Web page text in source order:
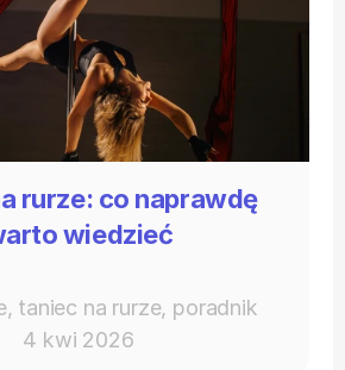
rurze: co naprawdę
wiedzieć
taniec na rurze, poradnik
4 kwi 2026